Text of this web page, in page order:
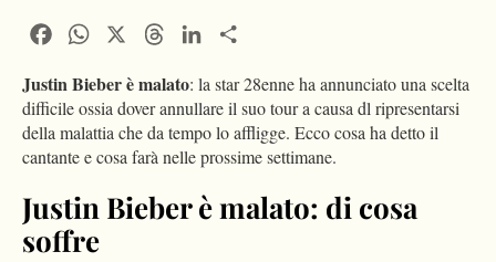
FacebookWhatsApp ThreadsLinkedIn
Justin Bieber è malato: la star 28enne ha annunciato una scelta
difficile ossia dover annullare il suo tour a causa dl ripresentarsi
della malattia che da tempo lo affligge. Ecco cosa ha detto il
cantante e cosa farà nelle prossime settimane.
Justin Bieber è malato: di cosa
soffre